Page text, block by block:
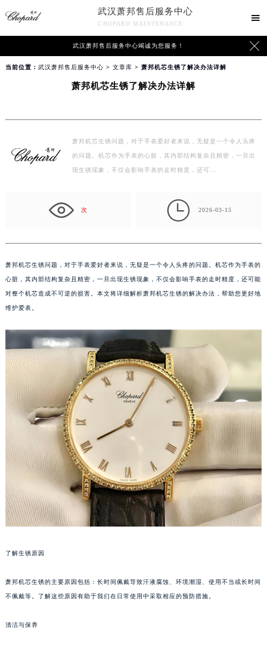
武汉萧邦售后服务中心
CHOPARD MAINTENANCE

武汉萧邦售后服务中心竭诚为您服务！ 
当前位置： 武汉萧邦售后服务中心 > 文章库 > 萧邦机芯生锈了解决办法详解
萧邦机芯生锈了解决办法详解
萧邦机芯生锈问题，对于手表爱好者来说，无疑是一个令人头疼
的问题。机芯作为手表的心脏，其内部结构复杂且精密，一旦出
现生锈现象，不仅会影响手表的走时精度，还可…
次  2026-03-15
萧邦机芯生锈问题，对于手表爱好者来说，无疑是一个令人头疼的问题。机芯作为手表的
心脏，其内部结构复杂且精密，一旦出现生锈现象，不仅会影响手表的走时精度，还可能
对整个机芯造成不可逆的损害。本文将详细解析萧邦机芯生锈的解决办法，帮助您更好地
维护爱表。
了解生锈原因
萧邦机芯生锈的主要原因包括：长时间佩戴导致汗液腐蚀、环境潮湿、使用不当或长时间
不佩戴等。了解这些原因有助于我们在日常使用中采取相应的预防措施。
清洁与保养